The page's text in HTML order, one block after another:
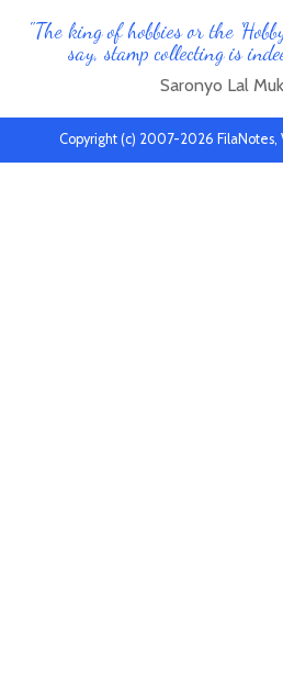
"The king of hobbies or the
say, stamp collecting is
Saronyo Lal
Copyright (c) 2007-2026 FilaNotes,